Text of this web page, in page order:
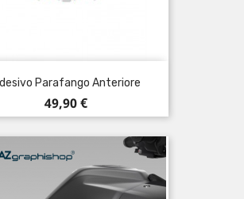
Parafango Anteriore
Prezzo
49,90 €